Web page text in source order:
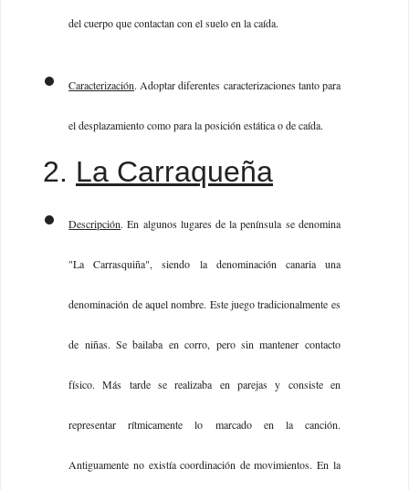
del cuerpo que contactan con el suelo en la caída.
Caracterización. Adoptar diferentes caracterizaciones tanto para
el desplazamiento como para la posición estática o de caída.
2. La Carraqueña
Descripción. En algunos lugares de la península se denomina
"La Carrasquiña", siendo la denominación canaria una
denominación de aquel nombre. Este juego tradicionalmente es
de niñas. Se bailaba en corro, pero sin mantener contacto
físico. Más tarde se realizaba en parejas y consiste en
representar rítmicamente lo marcado en la canción.
Antiguamente no existía coordinación de movimientos. En la